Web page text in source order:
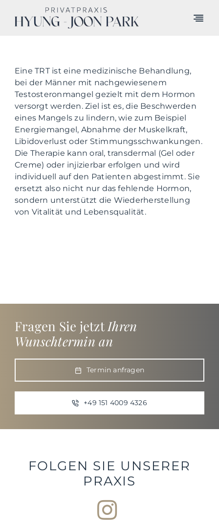
content
Regeneration
Longevity & Anti-Aging
Men’s Health
Über uns
Kontakt
Eine TRT ist eine medizinische Behandlung,
bei der Männer mit nachgewiesenem
Testosteronmangel gezielt mit dem Hormon
versorgt werden. Ziel ist es, die Beschwerden
eines Mangels zu lindern, wie zum Beispiel
Energiemangel, Abnahme der Muskelkraft,
Libidoverlust oder Stimmungsschwankungen.
Die Therapie kann oral, transdermal (Gel oder
Creme) oder injizierbar erfolgen und wird
individuell auf den Patienten abgestimmt. Sie
ersetzt also nicht nur das fehlende Hormon,
sondern unterstützt die Wiederherstellung
von Vitalität und Lebensqualität.
Fragen Sie jetztIhren
Wunschtermin an
Termin anfragen
+49 151 4009 4326
FOLGEN SIE UNSERER
PRAXIS